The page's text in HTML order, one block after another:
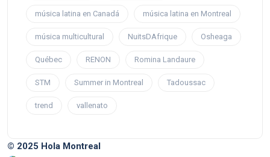
música latina en Canadá música latina en Montreal
música multicultural NuitsDAfrique Osheaga
Québec RENON Romina Landaure
STM Summer in Montreal Tadoussac
trend vallenato
© 2025 Hola Montreal